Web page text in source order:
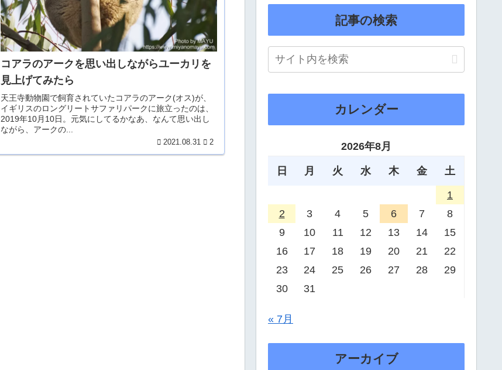
コアラのアークを思い出しながらユーカリを
見上げてみたら
天王寺動物園で飼育されていたコアラのアーク(オス)が、
イギリスのロングリートサファリパークに旅立ったのは、
2019年10月10日。元気にしてるかなあ、なんて思い出し
ながら、アークの...
2021.08.31 2
記事の検索
カレンダー
2026年8月
日 月 火 水 木 金 土
1
2
3 4 5 6 7
8
9
10 11 12 13 14
15
16
17 18 19 20 21
22
23
24 25 26 27 28
29
30
31
« 7月
アーカイブ